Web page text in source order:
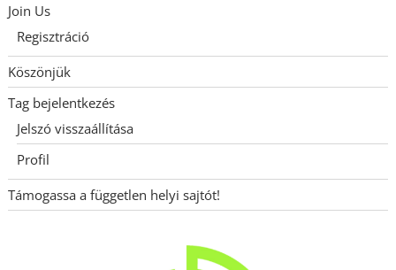
Join Us
Regisztráció
Köszönjük
Tag bejelentkezés
Jelszó visszaállítása
Profil
Támogassa a független helyi sajtót!